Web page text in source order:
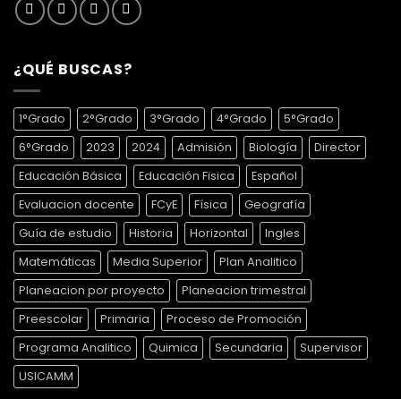
¿QUÉ BUSCAS?
1°Grado 2°Grado 3°Grado 4°Grado
5°Grado
6°Grado
2023 2024 Admisión Biología
Director
Educación Básica
Educación Fisica
Español
Evaluacion docente
FCyE Física
Geografía
Guía de estudio
Historia Horizontal
Ingles
Matemáticas
Media Superior
Plan Analitico
Planeacion por proyecto
Planeacion trimestral
Preescolar
Primaria
Proceso de Promoción
Programa Analitico
Quimica Secundaria
Supervisor
USICAMM